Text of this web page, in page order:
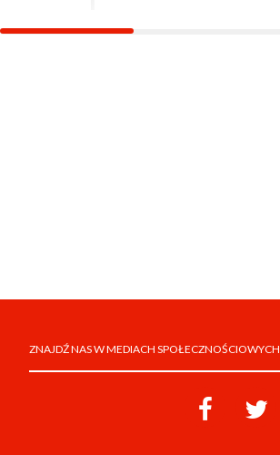
ZNAJDŹ NAS W MEDIACH SPOŁECZNOŚCIOWYCH